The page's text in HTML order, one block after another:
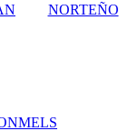
NORTEÑO